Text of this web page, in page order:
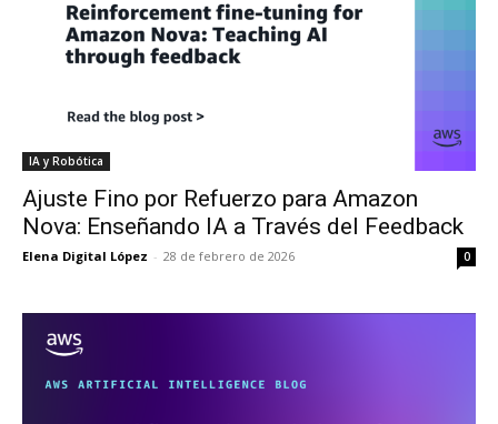
IA y Robótica
Ajuste Fino por Refuerzo para Amazon
Nova: Enseñando IA a Través del Feedback
Elena Digital López - 28 de febrero de 2026 0